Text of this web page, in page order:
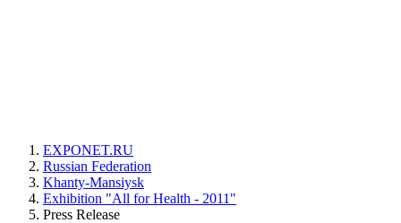
EXPONET.RU
Russian Federation
Khanty-Mansiysk
Exhibition "All for Health - 2011"
Press Release